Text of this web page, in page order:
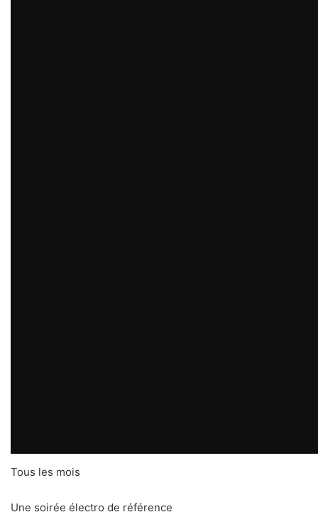
Tous les mois
Une soirée électro de référence